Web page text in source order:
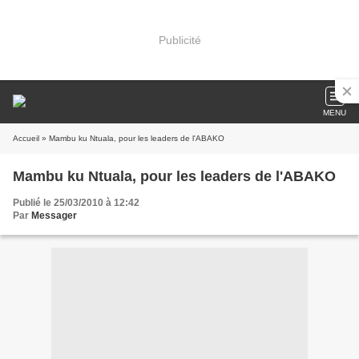
Publicité
MENU
Accueil » Mambu ku Ntuala, pour les leaders de l'ABAKO
Mambu ku Ntuala, pour les leaders de l'ABAKO
Publié le 25/03/2010 à 12:42
Par Messager